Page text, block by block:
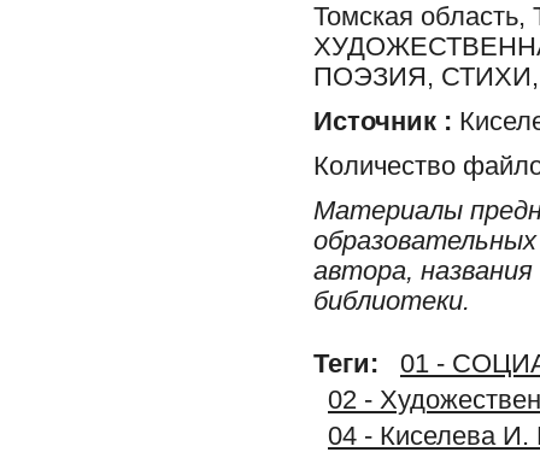
Томская область,
ПОЭЗИЯ,
Источник :
Количество
Материалы
автора,
библиотеки.
Теги:
01 -
02 -
04 - Киселева И.